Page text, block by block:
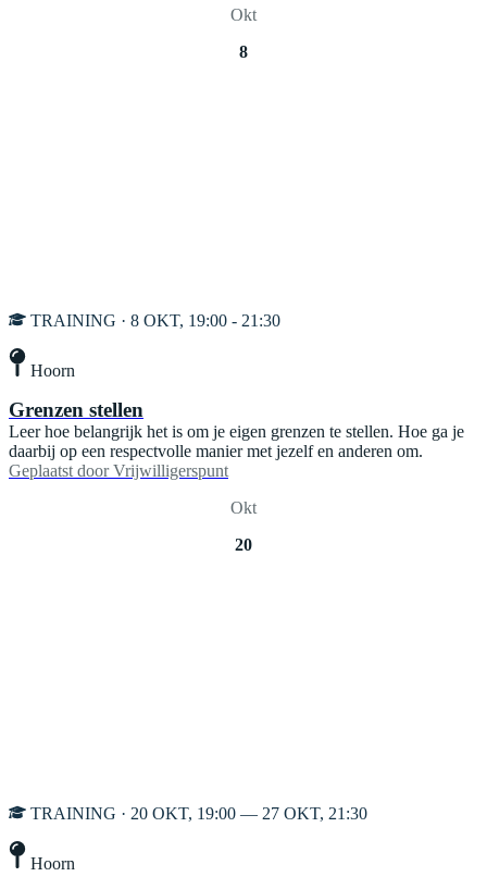
Okt
8
TRAINING · 8 OKT, 19:00 - 21:30
Hoorn
Grenzen stellen
Leer hoe belangrijk het is om je eigen grenzen te stellen. Hoe ga je
daarbij op een respectvolle manier met jezelf en anderen om.
Geplaatst door Vrijwilligerspunt
Okt
20
TRAINING · 20 OKT, 19:00 — 27 OKT, 21:30
Hoorn